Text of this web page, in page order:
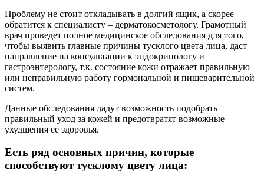
Проблему не стоит откладывать в долгий ящик, а скорее
обратится к специалисту – дерматокосметологу. Грамотный
врач проведет полное медицинское обследования для того,
чтобы выявить главные причины тусклого цвета лица, даст
направление на консультации к эндокринологу и
гастроэнтерологу, т.к. состояние кожи отражает правильную
или неправильную работу гормональной и пищеварительной
систем.
Данные обследования дадут возможность подобрать
правильный уход за кожей и предотвратят возможные
ухудшения ее здоровья.
Есть ряд основных причин, которые
способствуют тусклому цвету лица: